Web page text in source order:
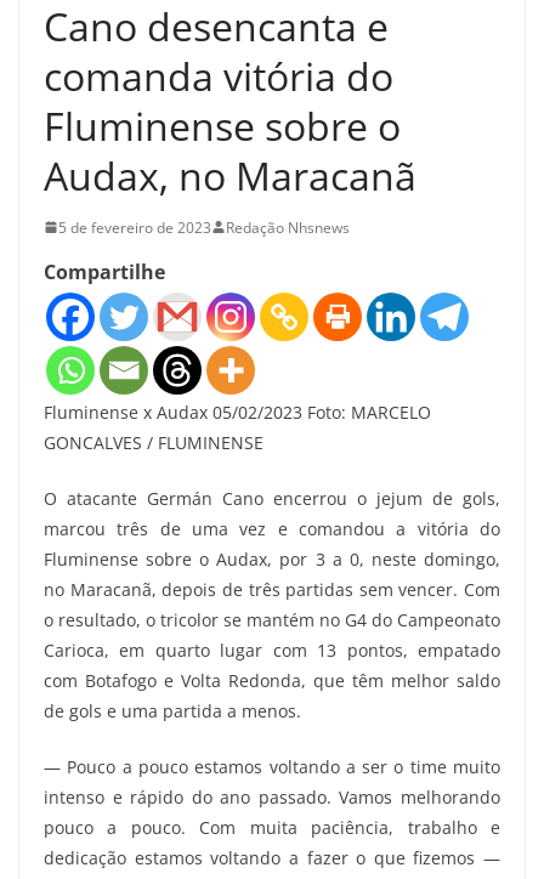
Cano desencanta e
comanda vitória do
Fluminense sobre o
Audax, no Maracanã
5 de fevereiro de 2023 Redação Nhsnews
Compartilhe
Fluminense x Audax 05/02/2023 Foto: MARCELO
GONCALVES / FLUMINENSE
O atacante Germán Cano encerrou o jejum de gols,
marcou três de uma vez e comandou a vitória do
Fluminense sobre o Audax, por 3 a 0, neste domingo,
no Maracanã, depois de três partidas sem vencer. Com
o resultado, o tricolor se mantém no G4 do Campeonato
Carioca, em quarto lugar com 13 pontos, empatado
com Botafogo e Volta Redonda, que têm melhor saldo
de gols e uma partida a menos.
— Pouco a pouco estamos voltando a ser o time muito
intenso e rápido do ano passado. Vamos melhorando
pouco a pouco. Com muita paciência, trabalho e
dedicação estamos voltando a fazer o que fizemos —